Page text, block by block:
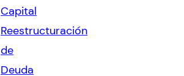
Capital
Reestructuración
de
Deuda